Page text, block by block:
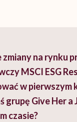
na rynku
MSCI ESG
w pierwszym
grupę Give Her a
czasie?